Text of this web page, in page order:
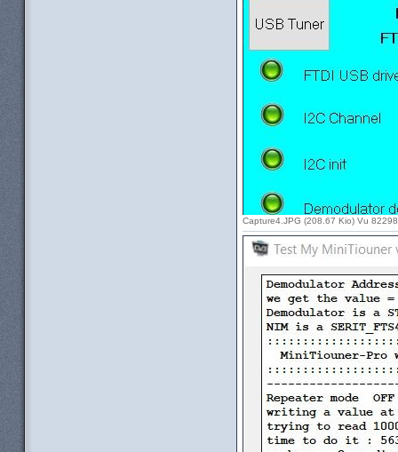
Capture4.JPG (208.67 Kio) Vu